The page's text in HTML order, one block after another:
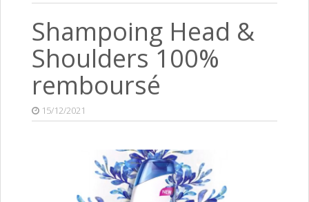
Shampoing Head &
Shoulders 100%
remboursé
15/12/2021